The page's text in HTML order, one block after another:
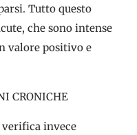
Tutto questo
che sono intense
valore positivo e
CRONICHE
invece